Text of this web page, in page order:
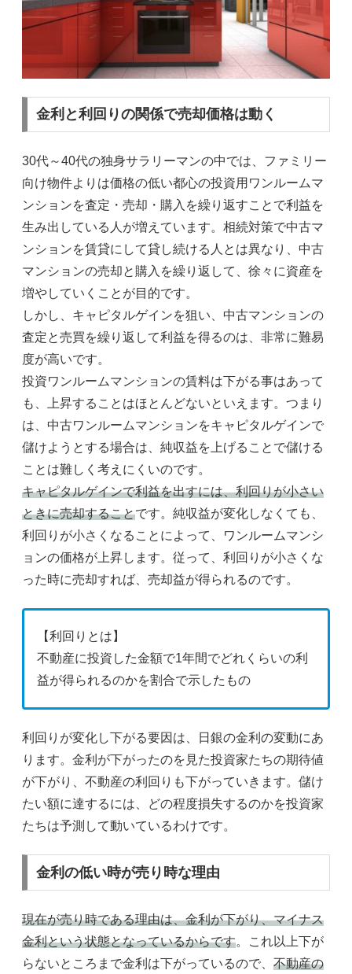
金利と利回りの関係で売却価格は動く
30代～40代の独身サラリーマンの中では、ファミリー
向け物件よりは価格の低い都心の投資用ワンルームマ
ンションを査定・売却・購入を繰り返すことで利益を
生み出している人が増えています。相続対策で中古マ
ンションを賃貸にして貸し続ける人とは異なり、中古
マンションの売却と購入を繰り返して、徐々に資産を
増やしていくことが目的です。
しかし、キャピタルゲインを狙い、中古マンションの
査定と売買を繰り返して利益を得るのは、非常に難易
度が高いです。
投資ワンルームマンションの賃料は下がる事はあって
も、上昇することはほとんどないといえます。つまり
は、中古ワンルームマンションをキャピタルゲインで
儲けようとする場合は、純収益を上げることで儲ける
ことは難しく考えにくいのです。
キャピタルゲインで利益を出すには、利回りが小さい
ときに売却することです。純収益が変化しなくても、
利回りが小さくなることによって、ワンルームマンシ
ョンの価格が上昇します。従って、利回りが小さくな
った時に売却すれば、売却益が得られるのです。
【利回りとは】
不動産に投資した金額で1年間でどれくらいの利
益が得られるのかを割合で示したもの
利回りが変化し下がる要因は、日銀の金利の変動にあ
ります。金利が下がったのを見た投資家たちの期待値
が下がり、不動産の利回りも下がっていきます。儲け
たい額に達するには、どの程度損失するのかを投資家
たちは予測して動いているわけです。
金利の低い時が売り時な理由
現在が売り時である理由は、金利が下がり、マイナス
金利という状態となっているからです。これ以上下が
らないところまで金利は下がっているので、 不動産の